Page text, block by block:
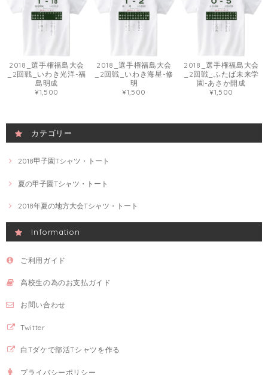
2018_選手権福島大会
_2回戦_いわき光洋-福
島明成
¥1,500
2018_選手権福島大会
_2回戦_いわき海星-修
明
¥1,500
2018_選手権福島大会
_2回戦_ふたば未来学
園-あさか開成
¥1,500
カテゴリー
2018甲子園Tシャツ・トート
夏の甲子園Tシャツ・トート
2018年夏の地方大会Tシャツ・トート
Information
ご利用ガイド
高校生の為のお支払ガイド
お問い合わせ
Twitter
白Tダケで部活Tシャツを作る
プライバシーポリシー